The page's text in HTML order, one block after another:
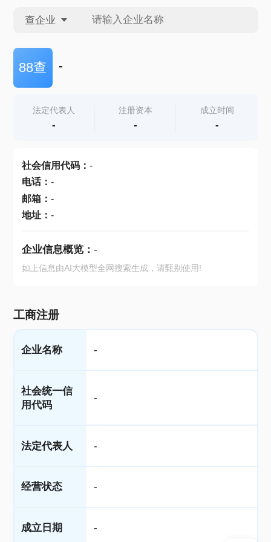
查企业
查企业
查产地
88查 -
法定代表人
-
注册资本
-
成立时间
-
社会信用代码： -
电话： -
邮箱： -
地址： -
企业信息概览： -
如上信息由AI大模型全网搜索生成，请甄别使用!
工商注册
企业名称 -
社会统一信
用代码
-
法定代表人 -
经营状态 -
成立日期 -